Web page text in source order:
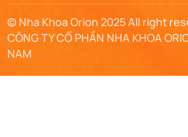
© Nha Khoa Orion 2025 All right
CÔNG TY CỔ PHẦN NHA KHOA
NAM